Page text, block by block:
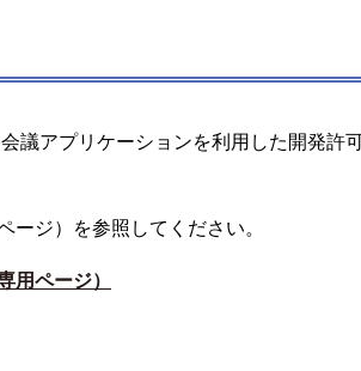
議アプリケーションを利用した開発許
ージ）を参照してください。
用ページ）